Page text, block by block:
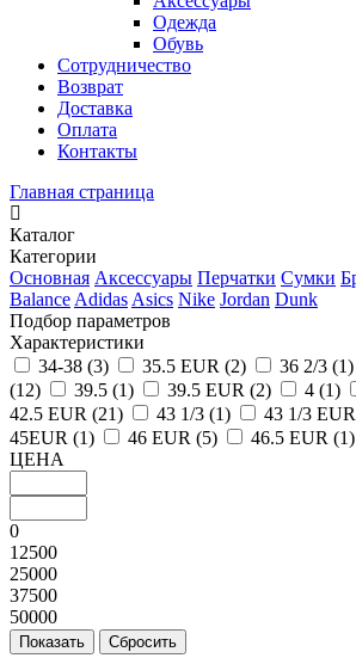
Одежда
Обувь
Сотрудничество
Возврат
Доставка
Оплата
Контакты
Главная страница
Каталог
Категории
Основная Аксессуары Перчатки Сумки
Balance Adidas Asics Nike Jordan Dunk
Подбор параметров
Характеристики
34-38 (3) 35.5 EUR (2) 36 2/3 (1)
(12) 39.5 (1) 39.5 EUR (2) 4 (1)
42.5 EUR (21) 43 1/3 (1) 43 1/3
45EUR (1) 46 EUR (5) 46.5 EUR (1)
ЦЕНА
0
12500
25000
37500
50000